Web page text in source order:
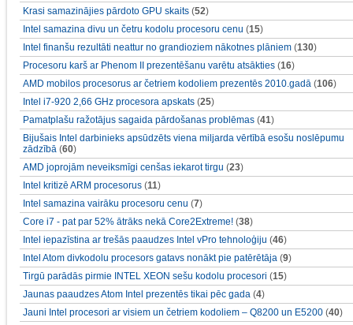
Krasi samazinājies pārdoto GPU skaits (52)
Intel samazina divu un četru kodolu procesoru cenu (15)
Intel finanšu rezultāti neattur no grandioziem nākotnes plāniem (130)
Procesoru karš ar Phenom II prezentēšanu varētu atsākties (16)
AMD mobilos procesorus ar četriem kodoliem prezentēs 2010.gadā (106)
Intel i7-920 2,66 GHz procesora apskats (25)
Pamatplašu ražotājus sagaida pārdošanas problēmas (41)
Bijušais Intel darbinieks apsūdzēts viena miljarda vērtībā esošu noslēpumu
zādzībā (60)
AMD joprojām neveiksmīgi cenšas iekarot tirgu (23)
Intel kritizē ARM procesorus (11)
Intel samazina vairāku procesoru cenu (7)
Core i7 - pat par 52% ātrāks nekā Core2Extreme! (38)
Intel iepazīstina ar trešās paaudzes Intel vPro tehnoloģiju (46)
Intel Atom divkodolu procesors gatavs nonākt pie patērētāja (9)
Tirgū parādās pirmie INTEL XEON sešu kodolu procesori (15)
Jaunas paaudzes Atom Intel prezentēs tikai pēc gada (4)
Jauni Intel procesori ar visiem un četriem kodoliem – Q8200 un E5200 (40)